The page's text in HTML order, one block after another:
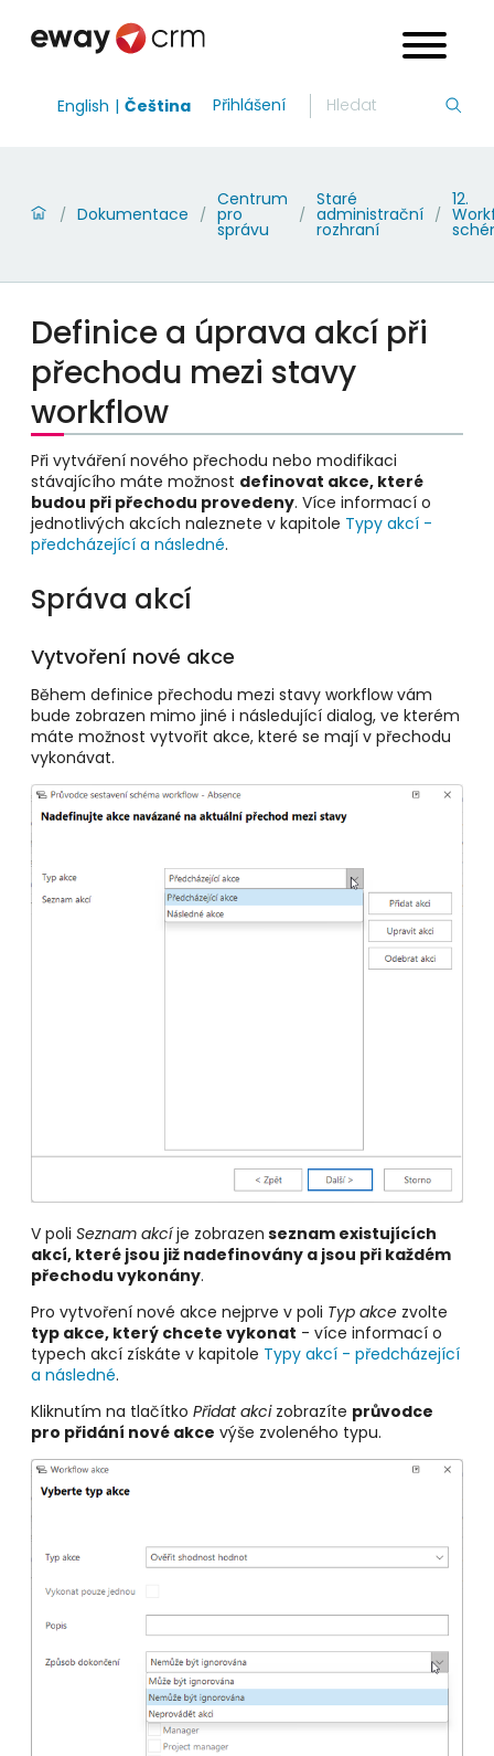
English Čeština Přihlášení
/ Dokumentace /
Centrum
pro
správu
/
Staré
administrační
rozhraní
/
12.
Definice a úprava akcí při
přechodu mezi stavy
workflow
Při vytváření nového přechodu nebo modifikaci
stávajícího máte možnost definovat akce, které
budou při přechodu provedeny. Více informací o
jednotlivých akcích naleznete v kapitole Typy akcí -
předcházející a následné.
Správa akcí
Vytvoření nové akce
Během definice přechodu mezi stavy workflow vám
bude zobrazen mimo jiné i následující dialog, ve kterém
máte možnost vytvořit akce, které se mají v přechodu
vykonávat.
V poli Seznam akcíje zobrazen seznam existujících
akcí, které jsou již nadefinovány a jsou při každém
přechodu vykonány.
Pro vytvoření nové akce nejprve v poli Typ akce zvolte
typ akce, který chcete vykonat - více informací o
typech akcí získáte v kapitole Typy akcí - předcházející
a následné.
Kliknutím na tlačítko Přidat akcizobrazíte průvodce
pro přidání nové akce výše zvoleného typu.